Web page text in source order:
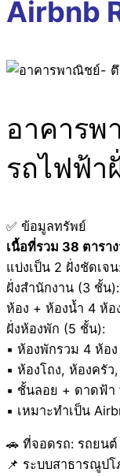
Airbnb
อาคาร
รถไฟฟ้า
✅ ข้อมูลทรัพย์
เนื้อที่รวม 38 ตารา
แบ่งเป็น 2 ฝั่งชัดเจ
ฝั่งสำนักงาน (3 ชั้น
ห้อง + ห้องน้ำ 4 ห้อ
ฝั่งห้องพัก (5 ชั้น):
▪ ห้องพักรวม 4 ห้อ
▪ ห้องโถง, ห้องครั
▪ ชั้นลอย + ดาดฟ้า
▪ เหมาะทำเป็น
🚗 ที่จอดรถ: รถยน
📌 ระบบสาธารณูป